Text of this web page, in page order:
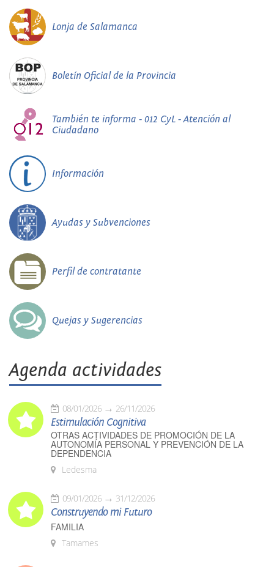
Lonja de Salamanca
Boletín Oficial de la Provincia
También te informa - 012 CyL - Atención al
Ciudadano
Información
Ayudas y Subvenciones
Perfil de contratante
Quejas y Sugerencias
Agenda actividades
08/01/2026 26/11/2026
Estimulación Cognitiva
OTRAS ACTIVIDADES DE PROMOCIÓN DE LA
AUTONOMÍA PERSONAL Y PREVENCIÓN DE LA
DEPENDENCIA
Ledesma
09/01/2026 31/12/2026
Construyendo mi Futuro
FAMILIA
Tamames